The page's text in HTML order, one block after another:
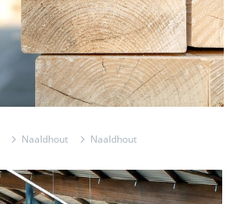
Naaldhout Naaldhout